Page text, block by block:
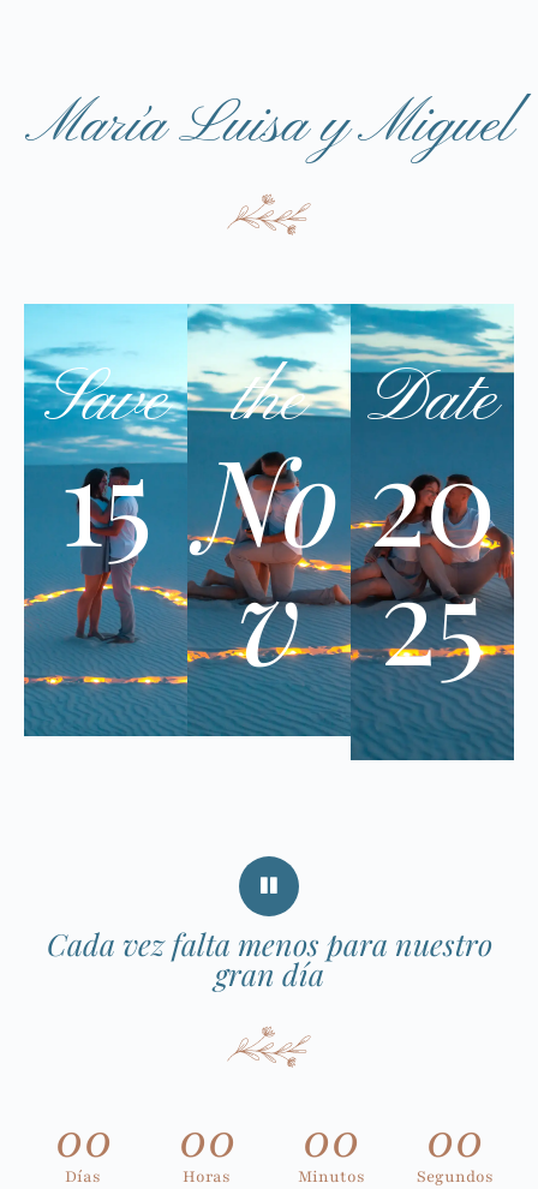
María Luisa y Miguel
Save
15
the
No
v
Date
20
25
Cada vez falta menos para nuestro
gran día
00
Días
00
Horas
00
Minutos
00
Segundos